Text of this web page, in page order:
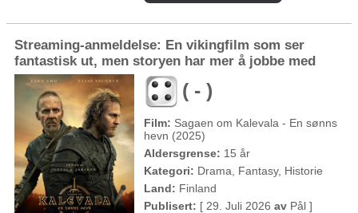
Streaming-anmeldelse: En vikingfilm som ser
fantastisk ut, men storyen har mer å jobbe med
( - )
Film: Sagaen om Kalevala - En sønns
hevn (2025)
Aldersgrense: 15 år
Kategori: Drama, Fantasy, Historie
Land: Finland
Publisert: [ 29. Juli 2026 av Pål ]